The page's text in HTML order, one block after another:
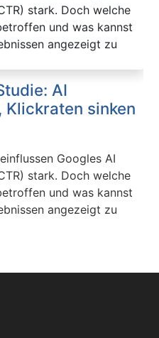
AI
sinken
Googles AI
stark. Doch welche
und was kannst
angezeigt zu